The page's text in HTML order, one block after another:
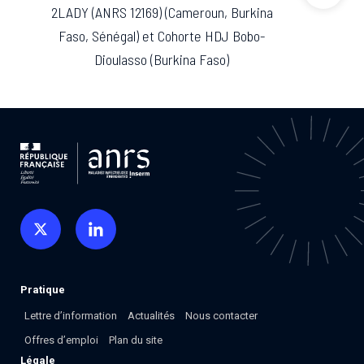
Associations de patient.e.s
Collaboration avec les acteurs communautaires
Cellule Émergence mpox
Ouverte depuis décembre 2023, pour suivre l'épidémie
Retrouvez toutes les cellules Émergence, actives ou
2LADY (ANRS 12169) (Cameroun, Burkina
Faso, Sénégal) et Cohorte HDJ Bobo-
Dioulasso (Burkina Faso)
Pratique
Lettre d’information Actualités
Nous contacter
Offres d’emploi
Plan du site
Légale